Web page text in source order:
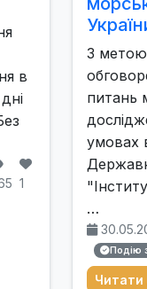
в
1
З метою
питань
умовах
…
Подію
Читати